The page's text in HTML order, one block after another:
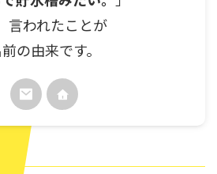
言われたことが
の由来です。